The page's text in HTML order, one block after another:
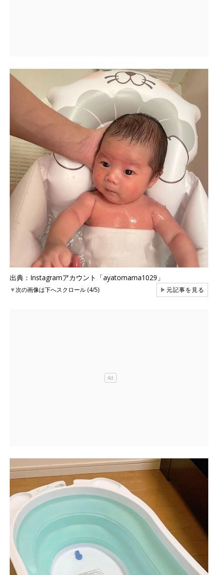
出典：Instagramアカウント「ayatomama1029」
▼次の画像は下へスクロール (4/5) ▶元記事を見る